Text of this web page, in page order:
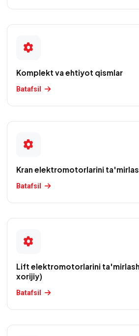
—
yangisini
olishga
ta'mirlash
elektromotorni
o'rash
Val
podshipnik
Komplekt va ehtiyot qismlar
Batafsil
Kran elektromotorlarini
Batafsil
Lift elektromotorlarini
xorijiy)
Batafsil